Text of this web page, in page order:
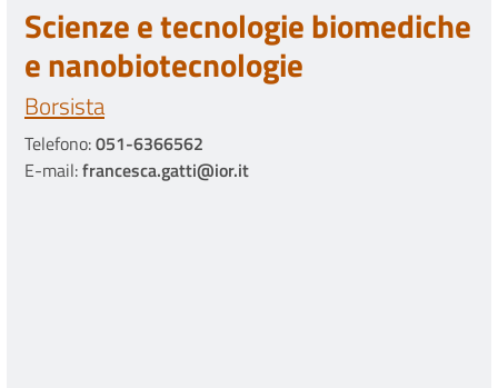
Scienze e tecnologie biomediche
e nanobiotecnologie
Borsista
Telefono:051-6366562
E-mail:francesca.gatti@ior.it